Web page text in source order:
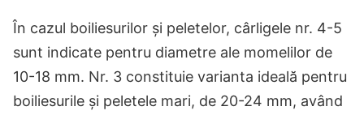
În cazul boiliesurilor și peletelor, cârligele nr. 4-5
sunt indicate pentru diametre ale momelilor de
10-18 mm. Nr. 3 constituie varianta ideală pentru
boiliesurile și peletele mari, de 20-24 mm, având